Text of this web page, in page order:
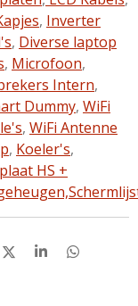
, Inverter
, Diverse laptop
, Microfoon,
Intern,
Dummy, WiFi
, WiFi Antenne
, Koeler's,
HS +
D
S
D